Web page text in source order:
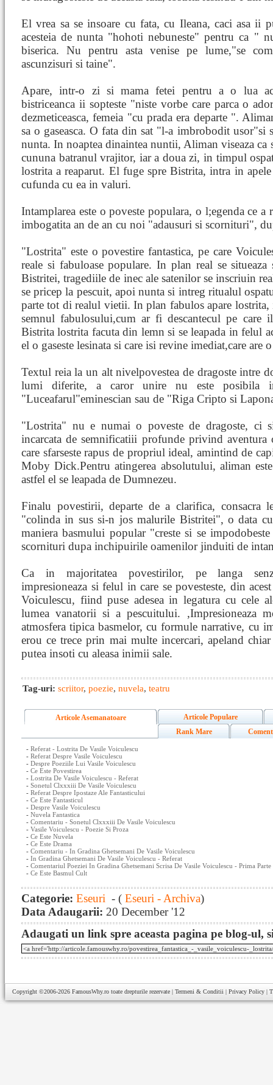
El vrea sa se insoare cu fata, cu Ileana, caci asa ii
acesteia de nunta "hohoti nebuneste" pentru ca "
biserica. Nu pentru asta venise pe lume,"se
ascunzisuri si taine".
Apare, intr-o zi si mama fetei pentru a o lua
bistriceanca ii sopteste "niste vorbe care parca o
dezmeticeasca, femeia "cu prada era departe ".
sa o gaseasca. O fata din sat "l-a imbrobodit usor"si
nunta. In noaptea dinaintea nuntii, Aliman viseaza ca
cununa batranul vrajitor, iar a doua zi, in timpul
lostrita a reaparut. El fuge spre Bistrita, intra in
cufunda cu ea in valuri.
Intamplarea este o poveste populara, o l;egenda ce
imbogatita an de an cu noi "adausuri si scornituri",
"Lostrita" este o povestire fantastica, pe care
reale si fabuloase populare. In plan real se
Bistritei, tragediile de inec ale satenilor se inscriuin
se pricep la pescuit, apoi nunta si intreg ritualul
parte tot di realul vietii. In plan fabulos apare
semnul fabulosului,cum ar fi descantecul pe care
Bistrita lostrita facuta din lemn si se leapada in felul
el o gaseste lesinata si care isi revine imediat,care are
Textul reia la un alt nivelpovestea de dragoste intre
lumi diferite, a caror unire nu este posibila
"Luceafarul"eminescian sau de "Riga Cripto si
"Lostrita" nu e numai o poveste de dragoste, ci
incarcata de semnificatiii profunde privind
care sfarseste rapus de propriul ideal, amintind de
Moby Dick.Pentru atingerea absolutului, aliman
astfel el se leapada de Dumnezeu.
Finalu povestirii, departe de a clarifica, consacra
"colinda in sus si-n jos malurile Bistritei", o data
maniera basmului popular "creste si se
scornituri dupa inchipuirile oamenilor jinduiti de
Ca in majoritatea povestirilor, pe langa
impresioneaza si felul in care se povesteste, din
Voiculescu, fiind puse adesea in legatura cu cele
lumea vanatorii si a pescuitului. ,Impresioneaza
atmosfera tipica basmelor, cu formule narrative, cu
erou ce trece prin mai multe incercari, apeland
putea insoti cu aleasa inimii sale.
Tag-uri: scriitor, poezie, nuvela, teatru
Articole Asemanatoare
Articole Populare
Rank Mare
- Referat - Lostrita De Vasile Voiculescu
- Referat Despre Vasile Voiculescu
- Despre Poeziile Lui Vasile Voiculescu
- Ce Este Povestirea
- Lostrita De Vasile Voiculescu - Referat
- Sonetul Clxxxiii De Vasile Voiculescu
- Referat Despre Ipostaze Ale Fantasticului
- Ce Este Fantasticul
- Despre Vasile Voiculescu
- Nuvela Fantastica
- Comentariu - Sonetul Clxxxiii De Vasile Voiculescu
- Vasile Voiculescu - Poezie Si Proza
- Ce Este Nuvela
- Ce Este Drama
- Comentariu - In Gradina Ghetsemani De Vasile Voiculescu
- In Gradina Ghetsemani De Vasile Voiculescu - Referat
- Comentariul Poeziei In Gradina Ghetsemani Scrisa De Vasile Voiculescu - Prima Parte
- Ce Este Basmul Cult
Categorie: Eseuri - ( Eseuri - Archiva)
Data Adaugarii: 20 December '12
Adaugati un link spre aceasta pagina pe blog-ul,
Copyright ©2006-2026 FamousWhy.ro toate drepturile rezervate | Termeni & Conditii | Privacy Policy |